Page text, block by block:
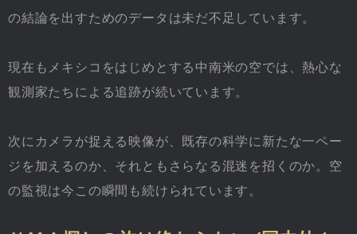
の結論を出すためのデータは未だ不足しています。
現在もメキシコをはじめとする中南米の空では、熱心な
観測家たちによる追跡が続いています。
次にカメラが捉える映像が、既存の科学に新たな一ペー
ジを加えるのか、それともさらなる混迷を招くのか。空
の監視は今この瞬間も続けられています。